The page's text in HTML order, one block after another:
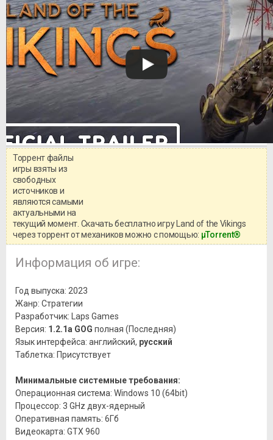
Торрент файлы
игры взяты из
свободных
источников и
являются самыми
актуальными на
текущий момент. Скачать бесплатно игру Land of the Vikings
через торрент от механиков можно с помощью: μTorrent®
Информация об игре:
Год выпуска: 2023
Жанр: Стратегии
Разработчик: Laps Games
Версия: 1.2.1a GOG полная (Последняя)
Язык интерфейса: английский, русский
Таблетка: Присутствует
Минимальные системные требования:
Операционная система: Windows 10 (64bit)
Процессор: 3 GHz двух-ядерный
Оперативная память: 6Гб
Видеокарта: GTX 960